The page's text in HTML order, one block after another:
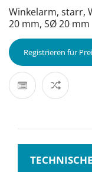
Winkelarm, starr,
20 mm, SØ 20 mm
Registrieren für